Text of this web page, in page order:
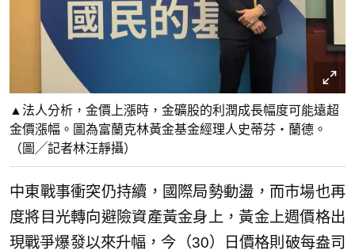
▲法人分析，金價上漲時，金礦股的利潤成長幅度可能遠超
金價漲幅。圖為富蘭克林黃金基金經理人史蒂芬‧蘭德。
（圖╱記者林汪靜攝）
中東戰事衝突仍持續，國際局勢動盪，而市場也再
度將目光轉向避險資產黃金身上，黃金上週價格出
現戰爭爆發以來升幅，今（30）日價格則破每盎司